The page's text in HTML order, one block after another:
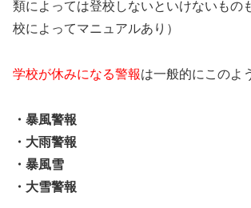
類によっては登校しないといけないもの
校によってマニュアルあり）
学校が休みになる警報は一般的にこのよ
・暴風警報
・大雨警報
・暴風雪
・大雪警報